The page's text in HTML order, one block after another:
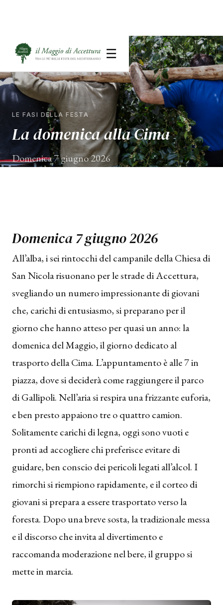
☰
LE FASI DELLA FESTA
La domenica alla Cima
Domenica 7 giugno 2026
Domenica 7 giugno 2026
All’alba, i sei rintocchi del campanile della Chiesa di
San Nicola risuonano per le strade di Accettura,
svegliando un numero impressionante di giovani
che, carichi di entusiasmo, si preparano per il
giorno che hanno atteso per quasi un anno: la
domenica del Maggio, il giorno dedicato al
trasporto della Cima. L’appuntamento è alle 7 in
piazza, dove si deciderà come raggiungere il parco
di Gallipoli. Nell’aria si respira una frizzante euforia,
e ben presto appaiono tre o quattro camion.
Solitamente carichi di legna, oggi sono vuoti e
pronti ad accogliere chi preferisce evitare di
guidare, ben conscio dei pericoli legati all’alcol. I
rimorchi si riempiono rapidamente, e il corteo di
giovani si prepara a essere trasportato verso la
foresta. Dopo una breve sosta, la tradizionale messa
e il discorso che invita al divertimento e
raccomanda moderazione nel bere, il gruppo si
mette in marcia.